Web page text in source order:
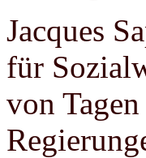
Jacques
für
von